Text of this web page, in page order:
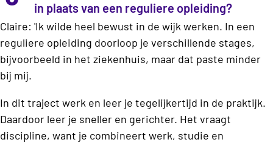
in plaats van een reguliere opleiding?
Claire: 'Ik wilde heel bewust in de wijk werken. In een
reguliere opleiding doorloop je verschillende stages,
bijvoorbeeld in het ziekenhuis, maar dat paste minder
bij mij.
In dit traject werk en leer je tegelijkertijd in de praktijk.
Daardoor leer je sneller en gerichter. Het vraagt
discipline, want je combineert werk, studie en